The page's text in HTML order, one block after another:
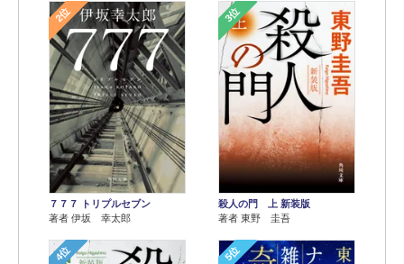
2位
７７７ トリプルセブン
著者 伊坂 幸太郎
3位
殺人の門 上 新装版
著者 東野 圭吾
4位 5位